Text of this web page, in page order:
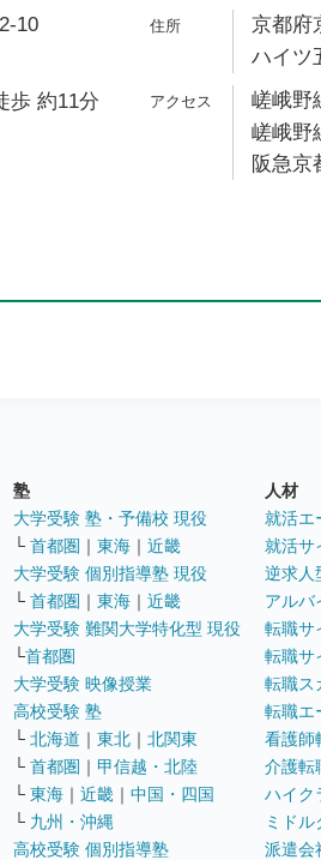
10
歩 約11分
京都府
ハイツ
嵯峨野
嵯峨野
阪急京
塾
大学受験 塾・予備校 現役
└ 首都圏 ｜ 東海 ｜ 近畿
大学受験 個別指導塾 現役
└ 首都圏 ｜ 東海 ｜ 近畿
大学受験 難関大学特化型 現役
└首都圏
大学受験 映像授業
高校受験 塾
└ 北海道 ｜ 東北 ｜ 北関東
└ 首都圏 ｜ 甲信越・北陸
└ 東海 ｜ 近畿 ｜ 中国・四国
└ 九州・沖縄
高校受験 個別指導塾
人材
就活エ
就活サ
逆求人
アルバ
転職サ
転職サ
転職ス
転職エ
看護師
介護転
ハイク
ミド
派遣会